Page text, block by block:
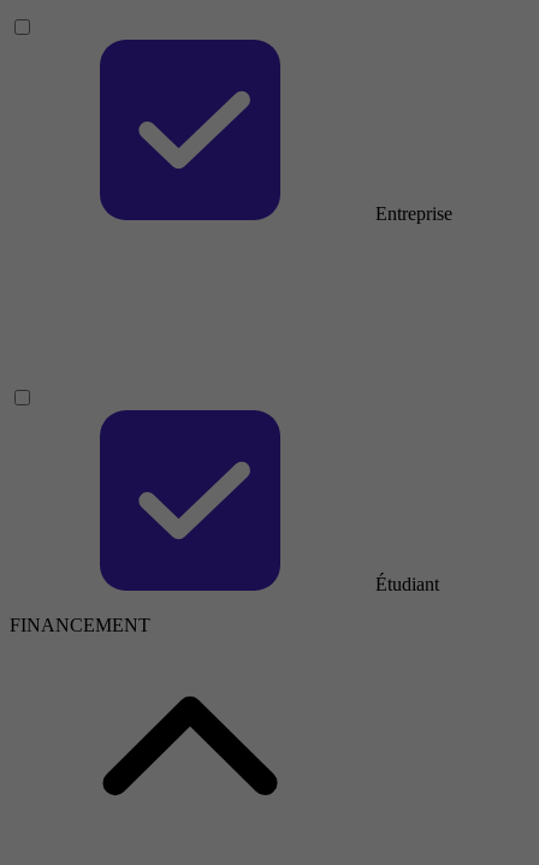
Entreprise
Étudiant
FINANCEMENT